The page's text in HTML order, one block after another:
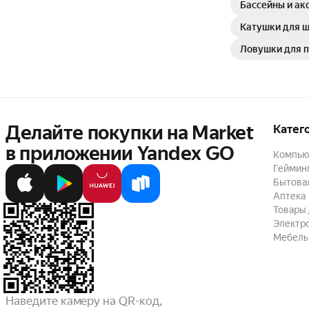
Бассейны и
Катушки для
Ловушки для
Делайте покупки на Market
в приложении Yandex GO
Наведите камеру на QR-код,
Аптека
Товары
Мебель